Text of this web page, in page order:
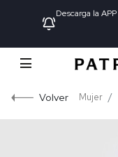
Descarga la
Volver Mujer